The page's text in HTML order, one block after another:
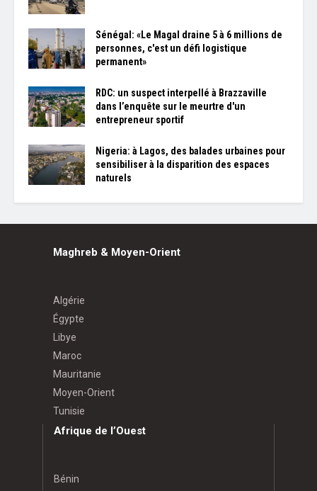
Sénégal: «Le Magal draine 5 à 6 millions de
personnes, c'est un défi logistique
permanent»
RDC: un suspect interpellé à Brazzaville
dans l’enquête sur le meurtre d'un
entrepreneur sportif
Nigeria: à Lagos, des balades urbaines pour
sensibiliser à la disparition des espaces
naturels
Maghreb & Moyen-Orient
Algérie
Égypte
Libye
Maroc
Mauritanie
Moyen-Orient
Tunisie
Afrique de l’Ouest
Bénin